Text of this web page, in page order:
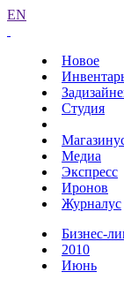
EN
Новое
Студия
Медиа
Экспресс
Иронов
Журналус
Бизнес-
2010
Июнь